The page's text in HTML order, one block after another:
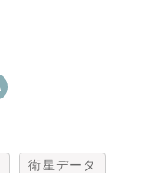
衛星データ